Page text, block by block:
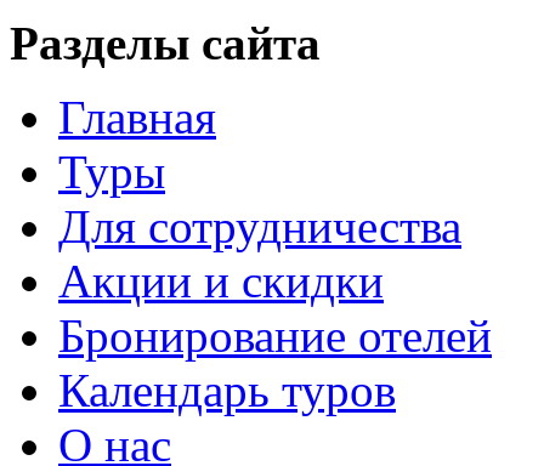
Разделы сайта
Главная
Туры
Для сотрудничества
Акции и скидки
Бронирование отелей
Календарь туров
О нас